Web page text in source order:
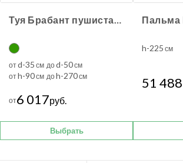
Туя Брабант пушистая уличная
отd-35 см доd-50см
отh-90см доh-270см
от6 017руб.
Выбрать
h-225 см
51 488